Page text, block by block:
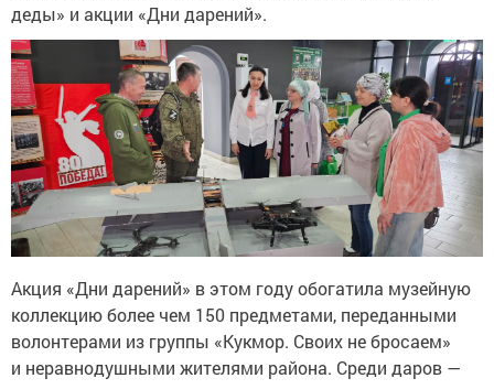
деды» и акции «Дни дарений».
Акция «Дни дарений» в этом году обогатила музейную
коллекцию более чем 150 предметами, переданными
волонтерами из группы «Кукмор. Своих не бросаем»
и неравнодушными жителями района. Среди даров —